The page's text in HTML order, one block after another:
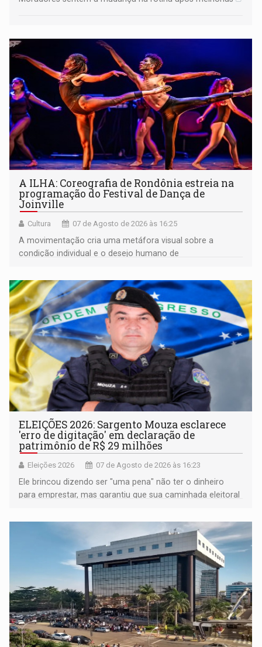
A ILHA: Coreografia de Rondônia estreia na
programação do Festival de Dança de
Joinville
Cultura 07 de Agosto de 2026 às 16:25
A movimentação cria uma metáfora visual sobre a
condição individual e o desejo humano de
ELEIÇÕES 2026: Sargento Mouza esclarece
'erro de digitação' em declaração de
patrimônio de R$ 29 milhões
Eleições 2026 07 de Agosto de 2026 às 16:23
Ele brincou dizendo ser "uma pena" não ter o dinheiro
para emprestar, mas garantiu que sua caminhada eleitoral